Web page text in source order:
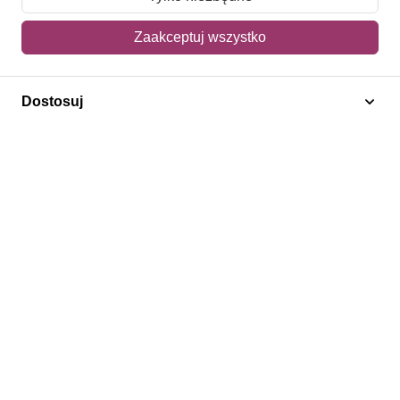
Mój koszyk
Adres dostawy
Polecamy
Zaakceptuj wszystko
Dostosuj